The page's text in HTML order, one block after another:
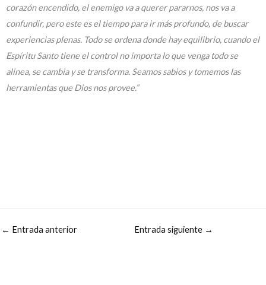
corazón encendido, el enemigo va a querer pararnos, nos va a
confundir, pero este es el tiempo para ir más profundo, de buscar
experiencias plenas. Todo se ordena donde hay equilibrio, cuando el
Espíritu Santo tiene el control no importa lo que venga todo se
alinea, se cambia y se transforma. Seamos sabios y tomemos las
herramientas que Dios nos provee.”
← Entrada anterior Entrada siguiente →